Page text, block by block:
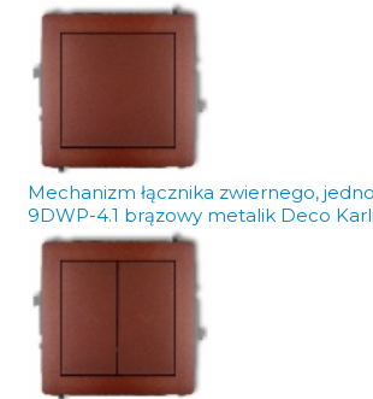
Mechanizm łącznika zwiernego,
9DWP-4.1 brązowy metalik Deco